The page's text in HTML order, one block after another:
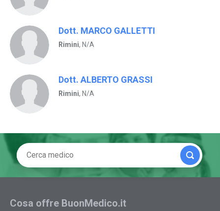
Dott. MARCO GALLETTI
Rimini, N/A
Dott. ALBERTO GRASSI
Rimini, N/A
Cosa offre BuonMedico.it